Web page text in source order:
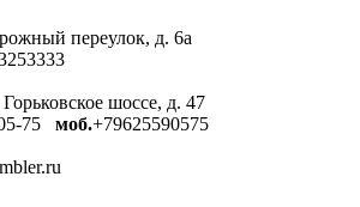
переулок, д. 6а
Горьковское шоссе, д. 47
75 моб.+79625590575